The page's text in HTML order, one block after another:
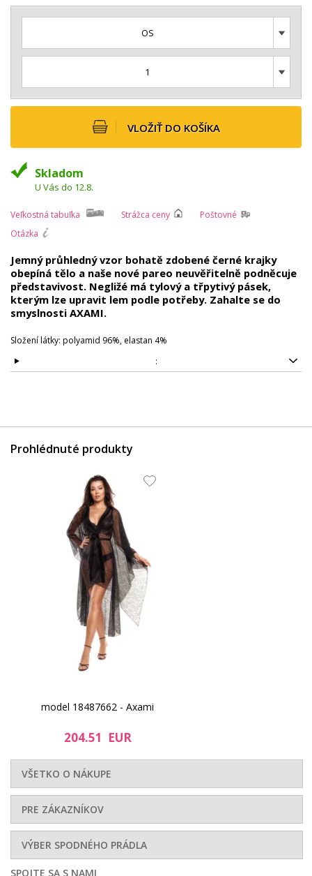
OS
1
VLOŽIŤ DO KOŠÍKA
Skladom
U Vás do 12.8.
Veľkostná tabuľka Strážca ceny
Poštovné
Otázka
Jemný průhledný vzor bohatě zdobené černé krajky
obepíná tělo a naše nové pareo neuvěřitelně podněcuje
představivost. Negližé má tylový a třpytivý pásek,
kterým lze upravit lem podle potřeby. Zahalte se do
smyslnosti AXAMI.
Složení látky: polyamid 96%, elastan 4%
:
Prohlédnuté produkty
model 18487662 - Axami
204.51 EUR
VŠETKO O NÁKUPE
PRE ZÁKAZNÍKOV
VÝBER SPODNÉHO PRÁDLA
SPOJTE SA S NAMI